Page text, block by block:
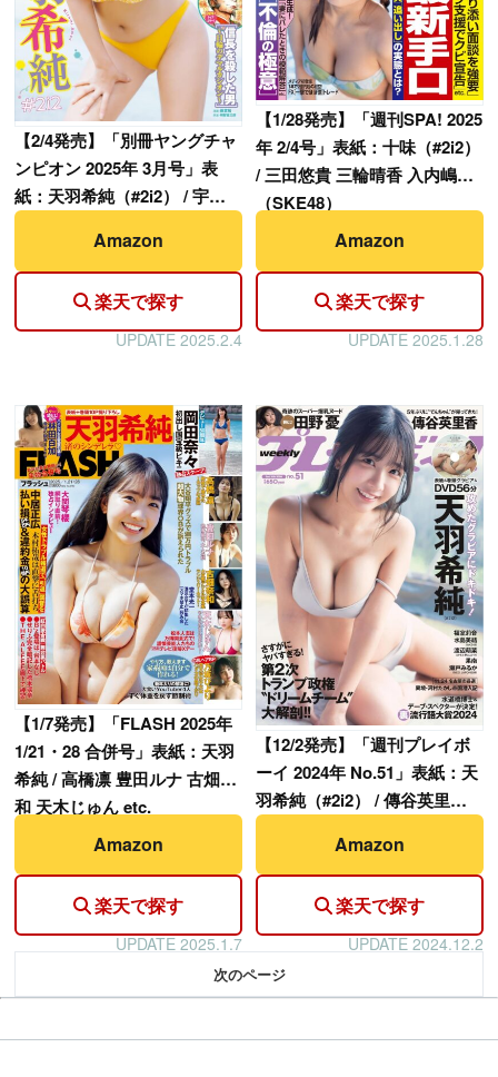
【2/4発売】「別冊ヤングチャ
ンピオン 2025年 3月号」表
紙：天羽希純（#2i2） / 宇咲
（#ババババンビ）
Amazon
楽天で探す
UPDATE 2025.2.4
【1/28発売】「週刊SPA! 2025
年 2/4号」表紙：十味（#2i2）
/ 三田悠貴 三輪晴香 入内嶋涼
（SKE48）
Amazon
楽天で探す
UPDATE 2025.1.28
【1/7発売】「FLASH 2025年
1/21・28 合併号」表紙：天羽
希純 / 高橋凛 豊田ルナ 古畑奈
和 天木じゅん etc.
Amazon
楽天で探す
UPDATE 2025.1.7
【12/2発売】「週刊プレイボ
ーイ 2024年 No.51」表紙：天
羽希純（#2i2） / 傳谷英里香
福室莉音 水島美結 etc.
Amazon
楽天で探す
UPDATE 2024.12.2
次